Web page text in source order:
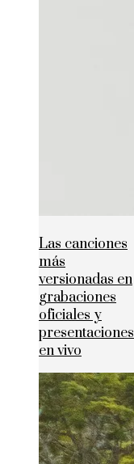
Las canciones
más
versionadas en
grabaciones
oficiales y
presentaciones
en vivo